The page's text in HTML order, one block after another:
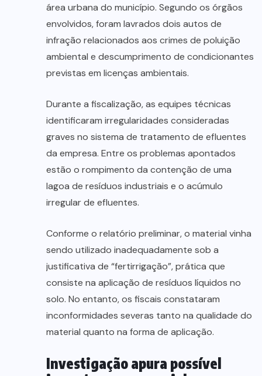
área urbana do município. Segundo os órgãos
envolvidos, foram lavrados dois autos de
infração relacionados aos crimes de poluição
ambiental e descumprimento de condicionantes
previstas em licenças ambientais.
Durante a fiscalização, as equipes técnicas
identificaram irregularidades consideradas
graves no sistema de tratamento de efluentes
da empresa. Entre os problemas apontados
estão o rompimento da contenção de uma
lagoa de resíduos industriais e o acúmulo
irregular de efluentes.
Conforme o relatório preliminar, o material vinha
sendo utilizado inadequadamente sob a
justificativa de “fertirrigação”, prática que
consiste na aplicação de resíduos líquidos no
solo. No entanto, os fiscais constataram
inconformidades severas tanto na qualidade do
material quanto na forma de aplicação.
Investigação apura possível